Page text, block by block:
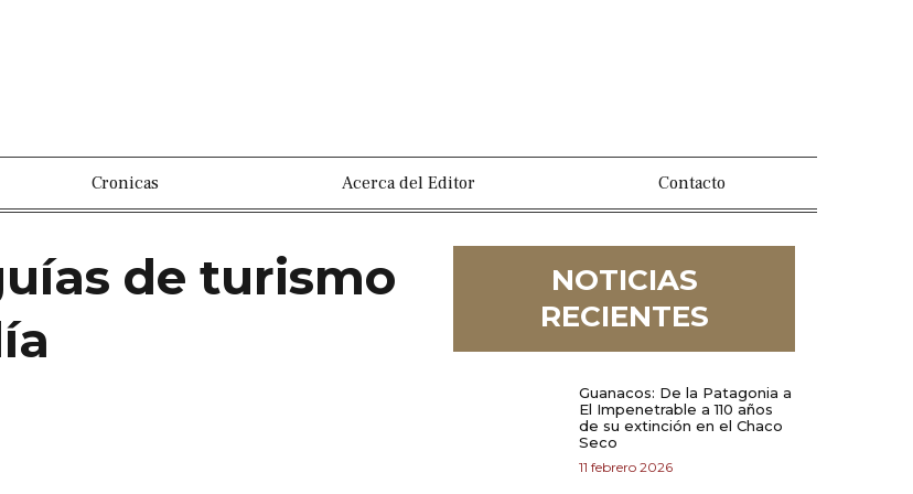
Cronicas Acerca del Editor Contacto
de turismo
NOTICIAS
RECIENTES
Guanacos: De la Patagonia a
El Impenetrable a 110 años
de su extinción en el Chaco
Seco
11 febrero 2026